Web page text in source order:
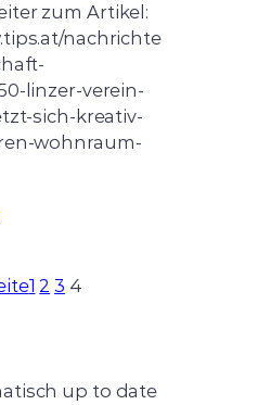
zum Artikel:
nachrichte
linzer-verein-
sich-kreativ-
wohnraum-
1 2 3 4
up to date